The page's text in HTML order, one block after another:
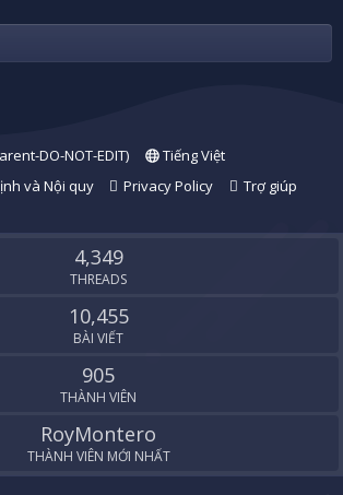
DO-NOT-EDIT)
Tiếng Việt
và Nội quy Privacy Policy
Trợ giúp
4,349
THREADS
10,455
BÀI VIẾT
905
THÀNH VIÊN
RoyMontero
THÀNH VIÊN MỚI NHẤT